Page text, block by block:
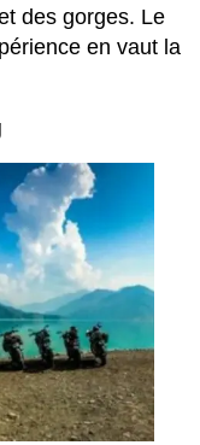
des gorges. Le
en vaut la